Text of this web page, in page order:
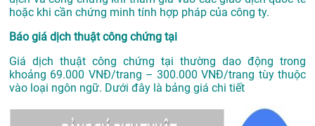
hoặc khi cần chứng minh tính hợp pháp của công ty.
Báo giá dịch thuật công chứng tại
Giá dịch thuật công chứng tại thường dao động trong
khoảng 69.000 VNĐ/trang – 300.000 VNĐ/trang tùy thuộc
vào loại ngôn ngữ. Dưới đây là bảng giá chi tiết